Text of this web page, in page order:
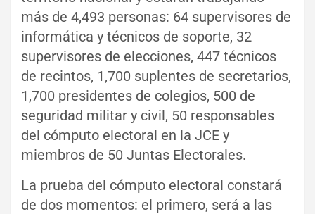
más de 4,493 personas: 64 supervisores de
informática y técnicos de soporte, 32
supervisores de elecciones, 447 técnicos
de recintos, 1,700 suplentes de secretarios,
1,700 presidentes de colegios, 500 de
seguridad militar y civil, 50 responsables
del cómputo electoral en la JCE y
miembros de 50 Juntas Electorales.
La prueba del cómputo electoral constará
de dos momentos: el primero, será a las